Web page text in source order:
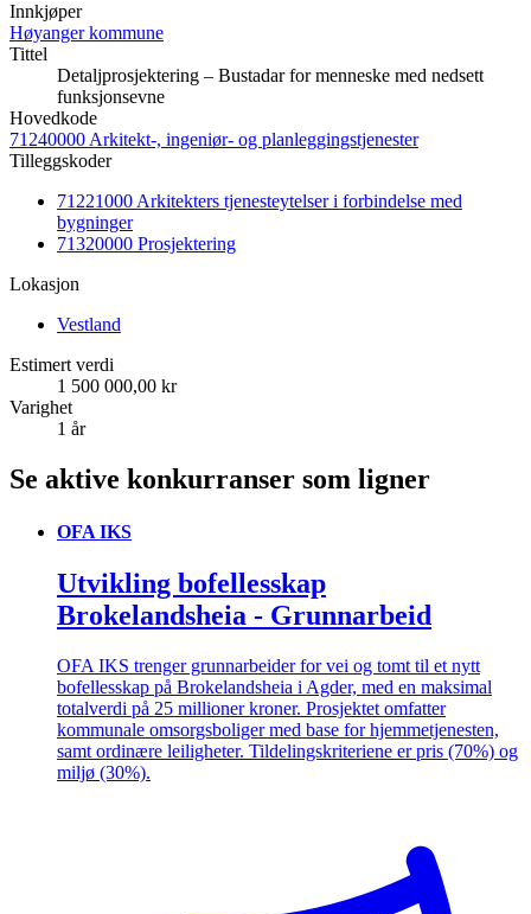
Innkjøper
Høyanger kommune
Tittel
Detaljprosjektering – Bustadar for menneske med nedsett
funksjonsevne
Hovedkode
71240000 Arkitekt-, ingeniør- og planleggingstjenester
Tilleggskoder
71221000 Arkitekters tjenesteytelser i forbindelse med
bygninger
71320000 Prosjektering
Lokasjon
Vestland
Estimert verdi
1 500 000,00 kr
Varighet
1 år
Se aktive konkurranser som ligner
OFA IKS
Utvikling bofellesskap
Brokelandsheia - Grunnarbeid
OFA IKS trenger grunnarbeider for vei og tomt til et nytt
bofellesskap på Brokelandsheia i Agder, med en maksimal
totalverdi på 25 millioner kroner. Prosjektet omfatter
kommunale omsorgsboliger med base for hjemmetjenesten,
samt ordinære leiligheter. Tildelingskriteriene er pris (70%) og
miljø (30%).